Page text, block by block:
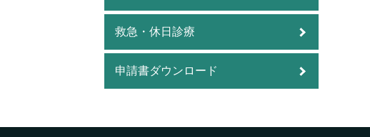
救急・休日診療
申請書ダウンロード